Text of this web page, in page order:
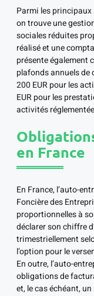
Parmi les
on trouve une
sociales réduites
réalisé et une
présente également
plafonds annuels de
200 EUR pour les
EUR pour les
activités
en France
En France, l’auto-
Foncière des
proportionnelles à
déclarer son chiffre
trimestriellement
l’option pour le
En outre, l’auto-
obligations de
et, le cas échéant,